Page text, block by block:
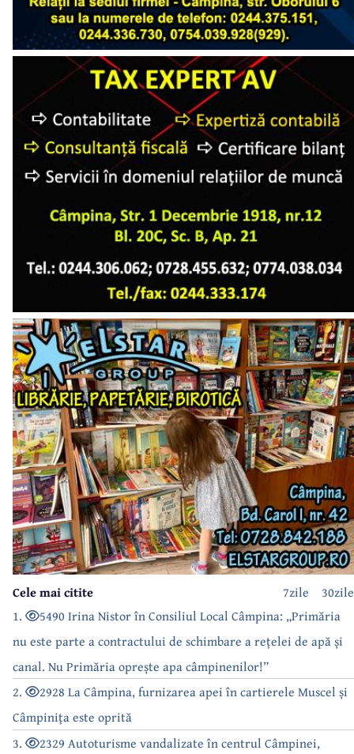
30zile
7zile
Cele mai citite
1.
5490 Irina Nistor în Consiliul Local Câmpina: „Primăria
nu este parte a contractului de schimbare a rețelei de apă și
canal. Nu Primăria oprește apa câmpinenilor!”
2.
2928 La Câmpina, furnizarea apei în cartierele Muscel și
Câmpinița este oprită
3.
2329 Autoturisme vandalizate în centrul Câmpinei,